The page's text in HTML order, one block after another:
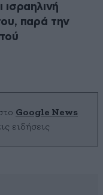
παρά την
Google News
ειδήσεις